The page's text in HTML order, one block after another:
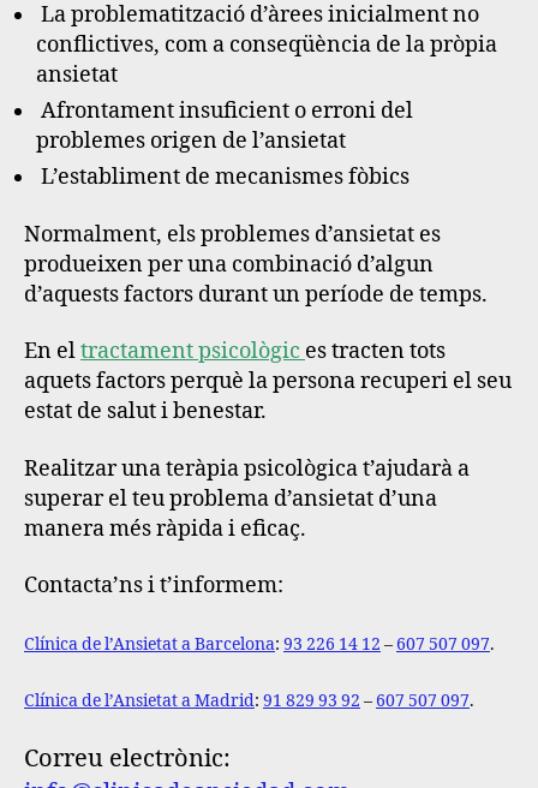
La problematització d’àrees inicialment no
conflictives, com a conseqüència de la pròpia
ansietat
Afrontament insuficient o erroni del
problemes origen de l’ansietat
L’establiment de mecanismes fòbics
Normalment, els problemes d’ansietat es
produeixen per una combinació d’algun
d’aquests factors durant un període de temps.
En eltractament psicològic es tracten tots
aquets factors perquè la persona recuperi el seu
estat de salut i benestar.
Realitzar una teràpia psicològica t’ajudarà a
superar el teu problema d’ansietat d’una
manera més ràpida i eficaç.
Contacta’ns i t’informem:
Clínica de l’Ansietat a Barcelona: 93 226 14 12 – 607 507 097.
Clínica de l’Ansietat a Madrid: 91 829 93 92 – 607 507 097.
Correu electrònic: